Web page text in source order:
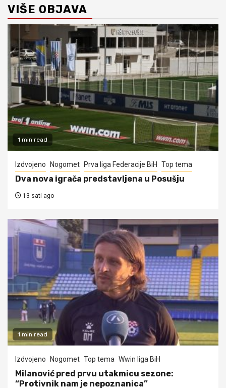
VIŠE OBJAVA
1 min read
Izdvojeno Nogomet Prva liga Federacije BiH Top tema
Dva nova igrača predstavljena u Posušju
13 sati ago
1 min read
Izdvojeno Nogomet Top tema Wwin liga BiH
Milanović pred prvu utakmicu sezone:
“Protivnik nam je nepoznanica”